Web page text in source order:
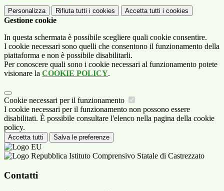
Personalizza Rifiuta tutti i cookies Accetta tutti i cookies
Gestione cookie
In questa schermata è possibile scegliere quali cookie consentire.
I cookie necessari sono quelli che consentono il funzionamento della
piattaforma e non è possibile disabilitarli.
Per conoscere quali sono i cookie necessari al funzionamento potete
visionare la COOKIE POLICY.
Cookie necessari per il funzionamento
I cookie necessari per il funzionamento non possono essere
disabilitati. È possibile consultare l'elenco nella pagina della cookie
policy.
Accetta tutti Salva le preferenze
Istituto Comprensivo Statale di Castrezzato
Contatti